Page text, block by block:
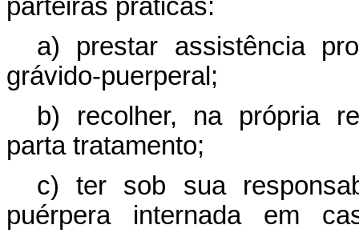
parteiras práticas:
a) prestar assistência
grávido-puerperal;
b) recolher, na própria
parta tratamento;
c) ter sob sua
puérpera internada em